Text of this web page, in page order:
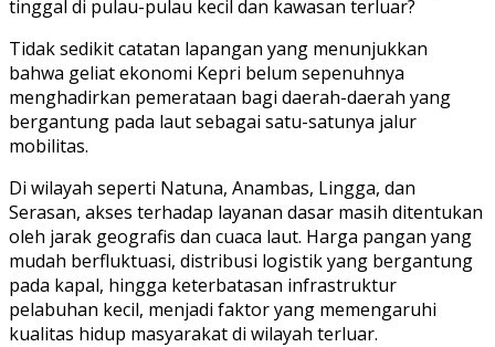
tinggal di pulau-pulau kecil dan kawasan terluar?
Tidak sedikit catatan lapangan yang menunjukkan
bahwa geliat ekonomi Kepri belum sepenuhnya
menghadirkan pemerataan bagi daerah-daerah yang
bergantung pada laut sebagai satu-satunya jalur
mobilitas.
Di wilayah seperti Natuna, Anambas, Lingga, dan
Serasan, akses terhadap layanan dasar masih ditentukan
oleh jarak geografis dan cuaca laut. Harga pangan yang
mudah berfluktuasi, distribusi logistik yang bergantung
pada kapal, hingga keterbatasan infrastruktur
pelabuhan kecil, menjadi faktor yang memengaruhi
kualitas hidup masyarakat di wilayah terluar.